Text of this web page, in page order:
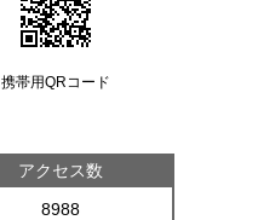
携帯用QRコード
アクセス数
8988